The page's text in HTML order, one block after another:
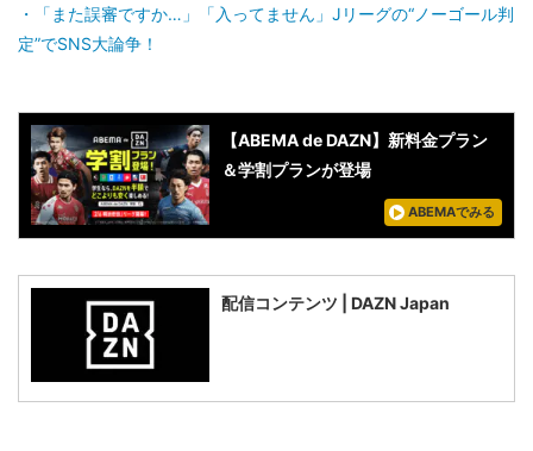
「また誤審ですか…」「入ってません」Jリーグの“ノーゴール判
定”でSNS大論争！
【ABEMA de DAZN】新料金プラン
＆学割プランが登場
ABEMAでみる
配信コンテンツ | DAZN Japan